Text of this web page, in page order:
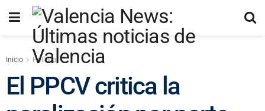
Inicio Política
El PPCV critica la